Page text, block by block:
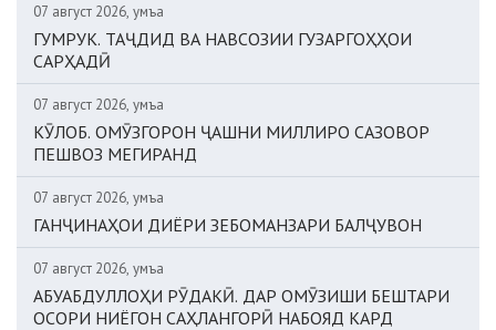
07 август 2026, Ҷумъа
ГУМРУК. ТАҶДИД ВА НАВСОЗИИ ГУЗАРГОҲҲОИ
САРҲАДӢ
07 август 2026, Ҷумъа
КӮЛОБ. ОМӮЗГОРОН ҶАШНИ МИЛЛИРО САЗОВОР
ПЕШВОЗ МЕГИРАНД
07 август 2026, Ҷумъа
ГАНҶИНАҲОИ ДИЁРИ ЗЕБОМАНЗАРИ БАЛҶУВОН
07 август 2026, Ҷумъа
АБУАБДУЛЛОҲИ РӮДАКӢ. ДАР ОМӮЗИШИ БЕШТАРИ
ОСОРИ НИЁГОН САҲЛАНГОРӢ НАБОЯД КАРД